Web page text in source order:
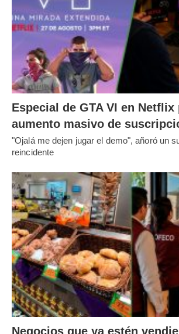
Especial de GTA VI en Netflix
aumento masivo de
"Ojalá me dejen jugar el demo", añoró un
reincidente
Negocios que ya estén